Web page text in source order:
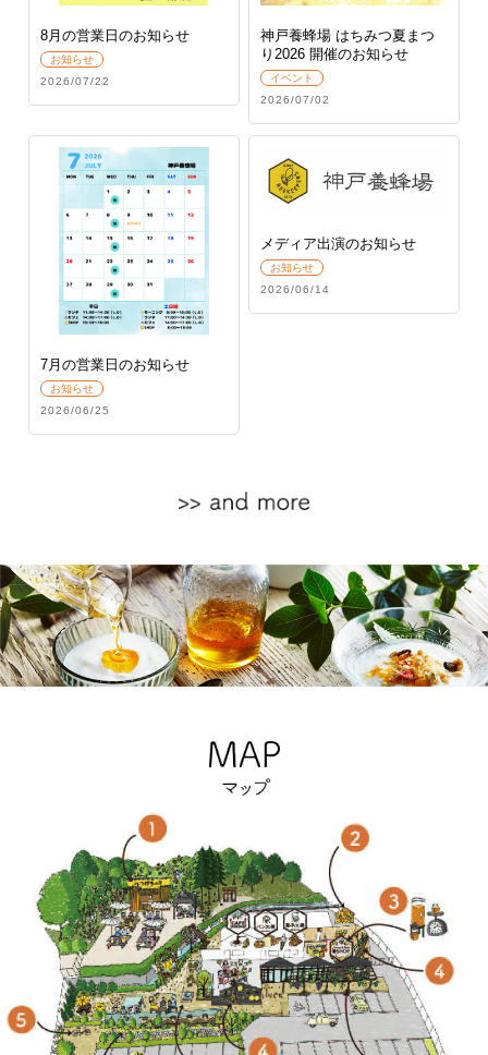
8月の営業日のお知らせ
お知らせ
2026/07/22
神戸養蜂場 はちみつ夏まつ
り2026 開催のお知らせ
イベント
2026/07/02
7月の営業日のお知らせ
お知らせ
2026/06/25
メディア出演のお知らせ
お知らせ
2026/06/14